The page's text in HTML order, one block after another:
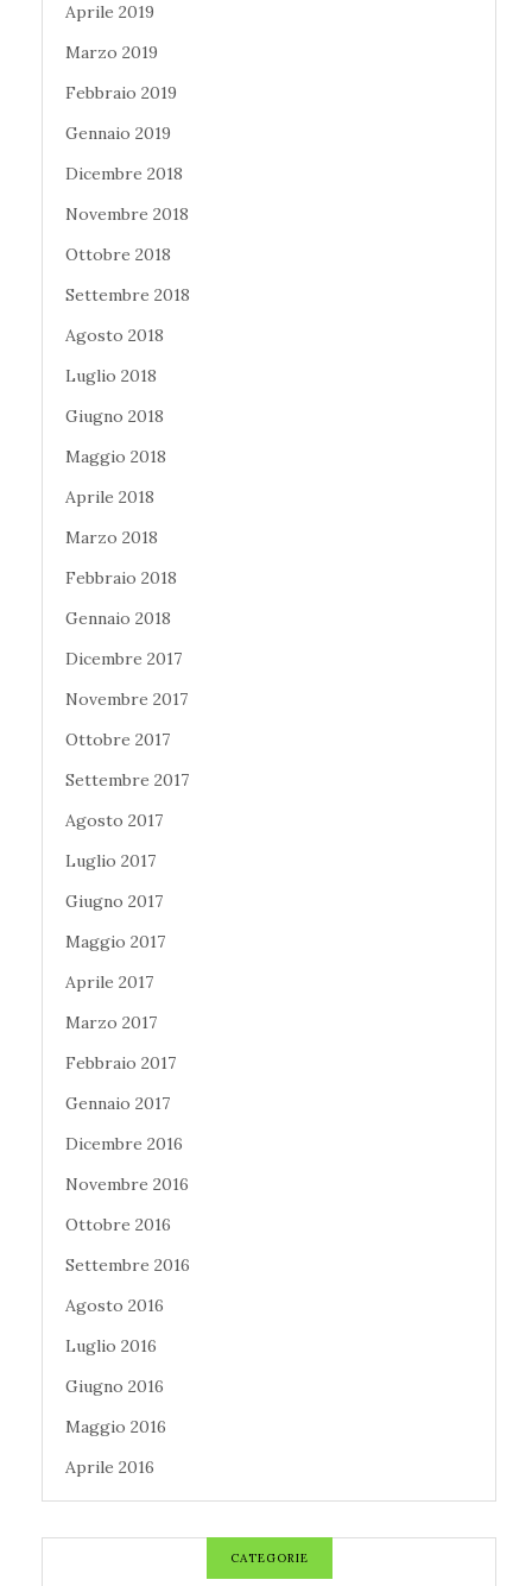
Aprile 2019
Marzo 2019
Febbraio 2019
Gennaio 2019
Dicembre 2018
Novembre 2018
Ottobre 2018
Settembre 2018
Agosto 2018
Luglio 2018
Giugno 2018
Maggio 2018
Aprile 2018
Marzo 2018
Febbraio 2018
Gennaio 2018
Dicembre 2017
Novembre 2017
Ottobre 2017
Settembre 2017
Agosto 2017
Luglio 2017
Giugno 2017
Maggio 2017
Aprile 2017
Marzo 2017
Febbraio 2017
Gennaio 2017
Dicembre 2016
Novembre 2016
Ottobre 2016
Settembre 2016
Agosto 2016
Luglio 2016
Giugno 2016
Maggio 2016
Aprile 2016
CATEGORIE